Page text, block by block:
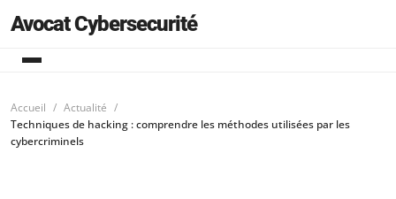
Avocat Cybersecurité
Accueil
Actualité
Techniques de hacking : comprendre les méthodes utilisées par les
cybercriminels